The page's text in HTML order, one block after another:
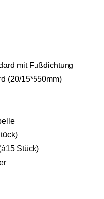
mit Fußdichtung
(20/15*550mm)
Stück)